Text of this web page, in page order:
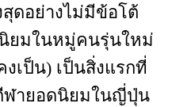
ดอย่างไม่มีข้อโต้
ยมในหมู่คนรุ่นใหม่
เป็น) เป็นสิ่งแรกที่
ฬายอดนิยมในญี่ปุ่น